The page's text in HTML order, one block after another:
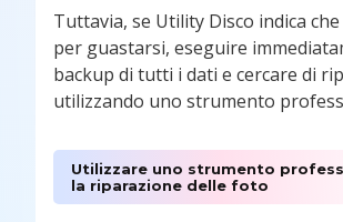
Tuttavia, se Utility Disco indica
per guastarsi, eseguire
backup di tutti i dati e cercare di
utilizzando uno strumento
Utilizzare uno strumento
la riparazione delle foto